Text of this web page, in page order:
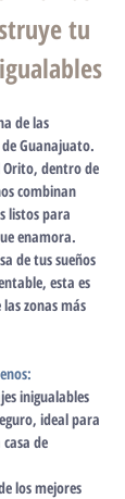
tu
de las
Guanajuato.
Orito, dentro de
combinan
listos para
enamora.
de tus sueños
esta es
zonas más
inigualables
ideal para
de
los mejores